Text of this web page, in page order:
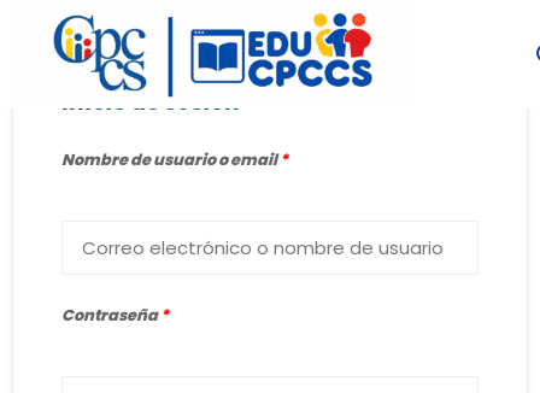
Inicio de sesión
Nombre de usuario o email*
Contraseña*